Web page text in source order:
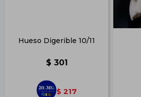
Hueso Digerible 10/11
$ 301
$ 217